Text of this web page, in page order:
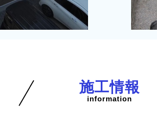
施工情報
information